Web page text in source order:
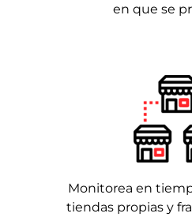
en que se
Monitorea en
tiendas propias y